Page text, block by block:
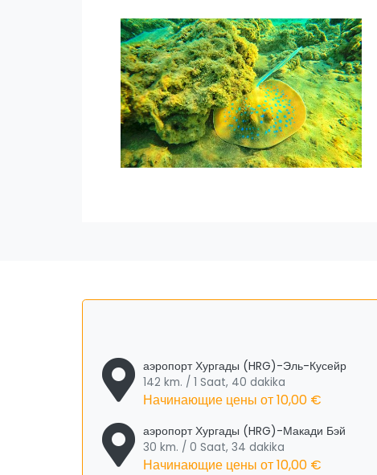
аэропорт Хургады (HRG)-Эль-Кусейр
142 km. / 1 Saat, 40 dakika
Начинающие цены от10,00 €
аэропорт Хургады (HRG)-Макади Бэй
30 km. / 0 Saat, 34 dakika
Начинающие цены от10,00 €